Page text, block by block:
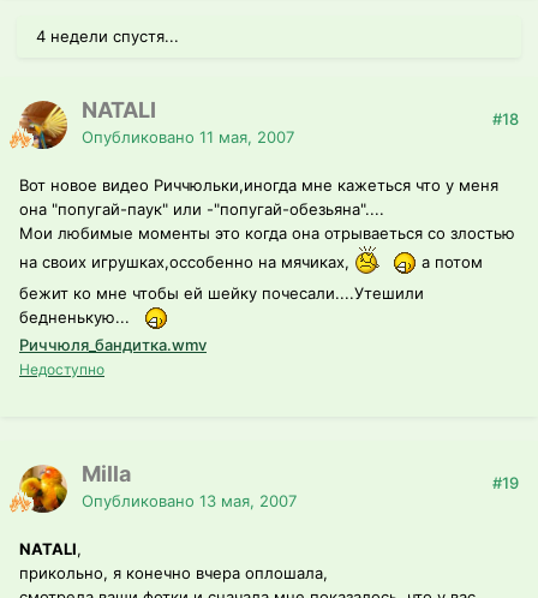
4 недели спустя...
NATALI
Опубликовано 11 мая, 2007
#18
Вот новое видео Риччюльки,иногда мне кажеться что у меня
она "попугай-паук" или -"попугай-обезьяна"....
Мои любимые моменты это когда она отрываеться со злостью
на своих игрушках,оссобенно на мячиках,
а потом
бежит ко мне чтобы ей шейку почесали....Утешили
бедненькую...
Риччюля_бандитка.wmv
Недоступно
Milla
Опубликовано 13 мая, 2007
#19
NATALI,
прикольно, я конечно вчера оплошала,